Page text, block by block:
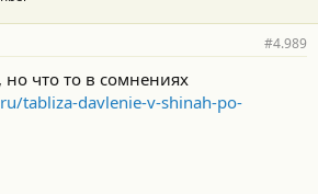
#4.989
но что то в сомнениях
tabliza-davlenie-v-shinah-po-